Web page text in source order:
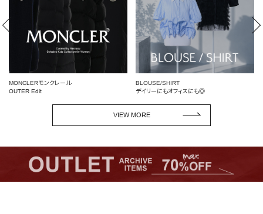
BLOUSE/SHIRT
デイリーにもオフィスにも◎
女性らしいシルエットを引き立てる
ペプラムトップス
VIEW MORE